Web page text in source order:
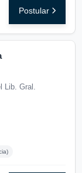
Postular
Lib. Gral.